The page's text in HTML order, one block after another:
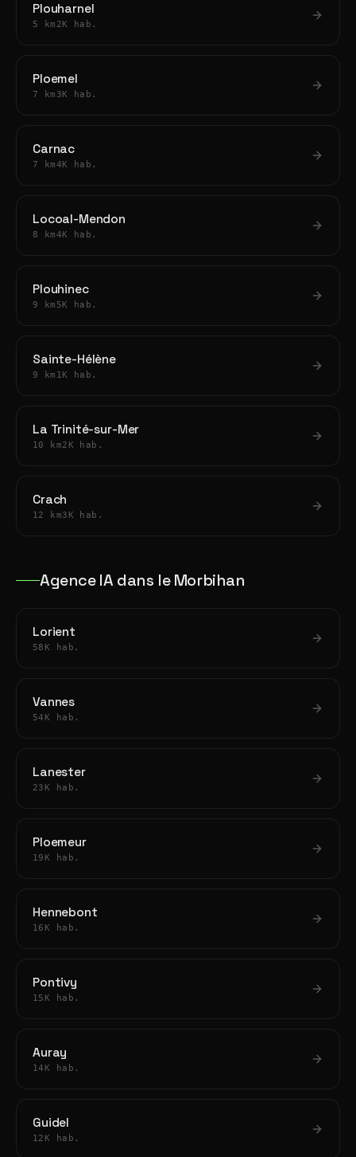
Plouharnel
5 km 2K hab.
Ploemel
7 km 3K hab.
Carnac
7 km4K hab.
Locoal-Mendon
8 km4K hab.
Plouhinec
9 km 5K hab.
Sainte-Hélène
9 km 1K hab.
La Trinité-sur-Mer
10 km2K hab.
Crach
12 km3K hab.
Agence IA dans le Morbihan
Lorient
58K hab.
Vannes
54K hab.
Lanester
23K hab.
Ploemeur
19K hab.
Hennebont
16K hab.
Pontivy
15K hab.
Auray
14K hab.
Guidel
12K hab.